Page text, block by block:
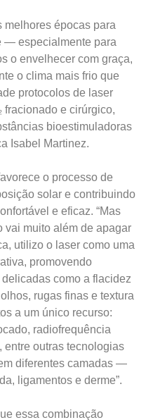
melhores épocas para
— especialmente para
o envelhecer com graça,
o clima mais frio que
protocolos de laser
fracionado e cirúrgico,
bioestimuladoras
Isabel Martinez.
o processo de
solar e contribuindo
e eficaz. “Mas
vai muito além de apagar
utilizo o laser como uma
promovendo
como a flacidez
rugas finas e textura
a um único recurso:
radiofrequência
entre outras tecnologias
diferentes camadas —
ligamentos e derme”.
essa combinação